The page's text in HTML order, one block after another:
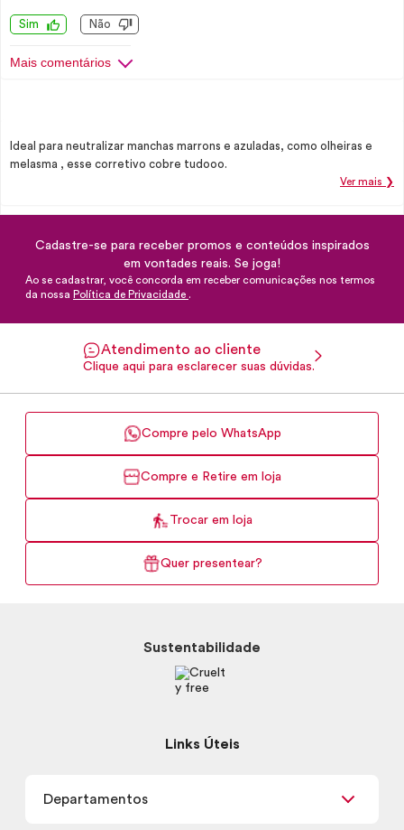
Sim Não
Mais comentários
Ideal para neutralizar manchas marrons e azuladas, como olheiras e
melasma , esse corretivo cobre tudooo.
Ver mais ❯
Cadastre-se para receber promos e conteúdos inspirados
em vontades reais. Se joga!
Ao se cadastrar, você concorda em receber comunicações nos termos
da nossa Política de Privacidade .
Atendimento ao cliente
Clique aqui para esclarecer suas dúvidas.
Compre pelo WhatsApp
Compre e Retire em loja
Trocar em loja
Quer presentear?
Sustentabilidade
Links Úteis
Departamentos